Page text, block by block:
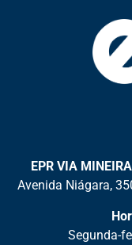
EPR VIA
Avenida Niágara,
Segunda-